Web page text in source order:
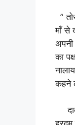
”
माँ से
का
कहने